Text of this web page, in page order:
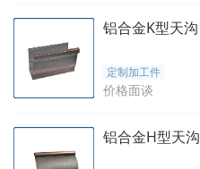
铝合金K型天沟
定制加工件
价格面谈
铝合金H型天沟